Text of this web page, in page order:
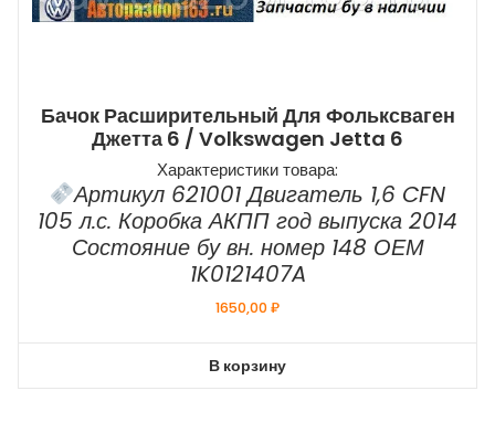
Бачок Расширительный Для Фольксваген
Джетта 6 / Volkswagen Jetta 6
Характеристики товара:
Артикул 621001 Двигатель 1,6 CFN
105 л.с. Коробка АКПП год выпуска 2014
Состояние бу вн. номер 148 ОЕМ
1K0121407A
1650,00₽
В корзину